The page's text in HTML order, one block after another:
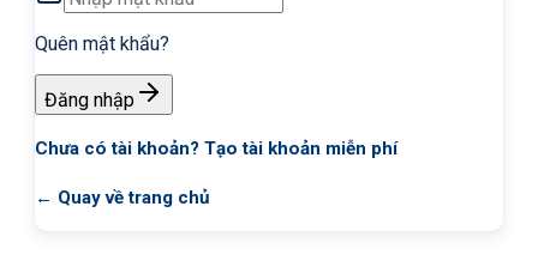
Quên mật khẩu?
Đăng nhập
Chưa có tài khoản? Tạo tài khoản miễn phí
← Quay về trang chủ